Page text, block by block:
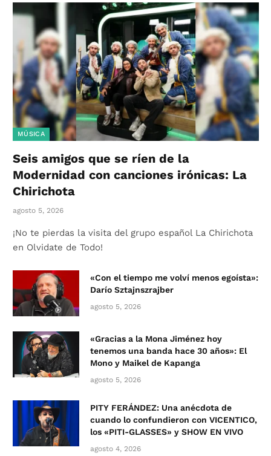
MÚSICA
Seis amigos que se ríen de la
Modernidad con canciones irónicas: La
Chirichota
agosto 5, 2026
¡No te pierdas la visita del grupo español La Chirichota
en Olvidate de Todo!
«Con el tiempo me volví menos egoísta»:
Darío Sztajnszrajber
agosto 5, 2026
«Gracias a la Mona Jiménez hoy
tenemos una banda hace 30 años»: El
Mono y Maikel de Kapanga
agosto 5, 2026
PITY FERÁNDEZ: Una anécdota de
cuando lo confundieron con VICENTICO,
los «PITI-GLASSES» y SHOW EN VIVO
agosto 4, 2026